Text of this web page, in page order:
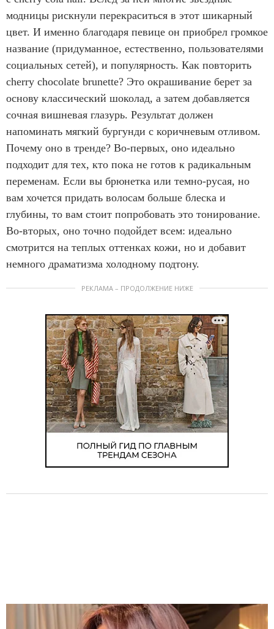
модницы рискнули перекраситься в этот шикарный
цвет. И именно благодаря певице он приобрел громкое
название (придуманное, естественно, пользователями
социальных сетей), и популярность. Как повторить
cherry chocolate brunette? Это окрашивание берет за
основу классический шоколад, а затем добавляется
сочная вишневая глазурь. Результат должен
напоминать мягкий бургунди с коричневым отливом.
Почему оно в тренде? Во-первых, оно идеально
подходит для тех, кто пока не готов к радикальным
переменам. Если вы брюнетка или темно-русая, но
вам хочется придать волосам больше блеска и
глубины, то вам стоит попробовать это тонирование.
Во-вторых, оно точно подойдет всем: идеально
смотрится на теплых оттенках кожи, но и добавит
немного драматизма холодному подтону.
РЕКЛАМА – ПРОДОЛЖЕНИЕ НИЖЕ